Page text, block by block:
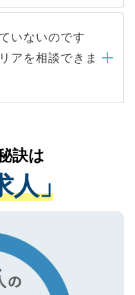
応募が殺到する場
件に合った人材の
するケースが増え
ません。内定先へ
パートナーが行い
とはありませんの
サイトからの登録
様の個人情報は、
および転職活動の
ます。お預かりし
タはご本人の許可
についての厳密な
者のみに付与され
を取得済みです。
ご安心ください。
いないのです
アを相談できま
機関の状況や紹介
切なアドバイスを
ぐにご転職をされ
ポートが可能です
さい。
訣は
人」